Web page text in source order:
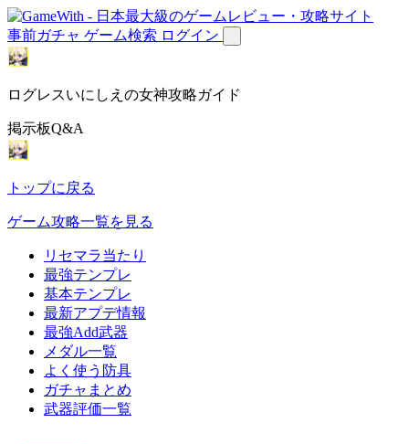
事前ガチャ ゲーム検索 ログイン
ログレスいにしえの女神攻略ガイド
掲示板Q&A
トップに戻る
ゲーム攻略一覧を見る
リセマラ当たり
最強テンプレ
基本テンプレ
最新アプデ情報
最強Add武器
メダル一覧
よく使う防具
ガチャまとめ
武器評価一覧